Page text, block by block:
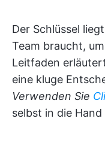
Der Schlüssel
Team braucht,
Leitfaden
eine kluge
Verwenden Sie
selbst in die